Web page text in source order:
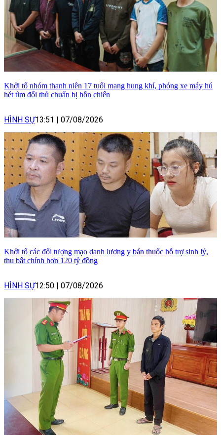
Khởi tố nhóm thanh niên 17 tuổi mang hung khí, phóng xe máy hú
hét tìm đối thủ chuẩn bị hỗn chiến
HÌNH SỰ13:51 | 07/08/2026
Khởi tố các đối tượng mạo danh lương y bán thuốc hỗ trợ sinh lý,
thu bất chính hơn 120 tỷ đồng
HÌNH SỰ12:50 | 07/08/2026